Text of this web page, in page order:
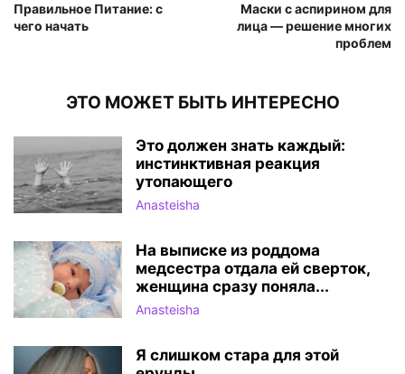
Правильное Питание: с
чего начать
Маски с аспирином для
лица — решение многих
проблем
ЭТО МОЖЕТ БЫТЬ ИНТЕРЕСНО
Это должен знать каждый:
инстинктивная реакция
утопающего
Anasteisha
На выписке из роддома
медсестра отдала ей сверток,
женщина сразу поняла...
Anasteisha
Я слишком стара для этой